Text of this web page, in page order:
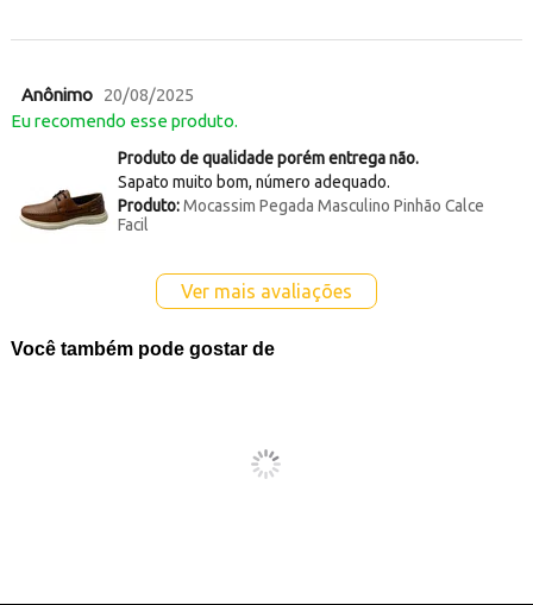
Anônimo 20/08/2025
Eu recomendo esse produto.
Produto de qualidade porém entrega não.
Sapato muito bom, número adequado.
Produto:Mocassim Pegada Masculino Pinhão Calce
Facil
Ver mais avaliações
Você também pode gostar de